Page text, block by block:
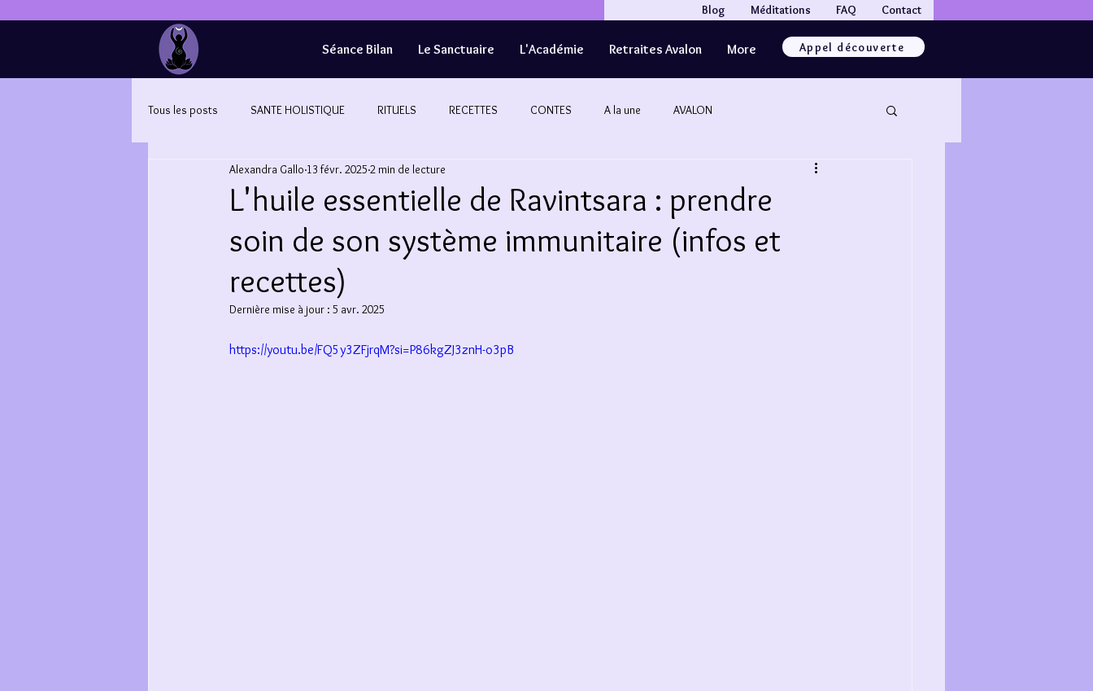
Blog Méditations FAQ Contact
Séance Bilan Le Sanctuaire L'Académie Retraites Avalon More Appel découverte
Tous les posts SANTE HOLISTIQUE RITUELS RECETTES CONTES A la une AVALON
L'huile essentielle de Ravintsara : prendre
soin de son système immunitaire (infos et
recettes)
Alexandra Gallo 13 févr. 2025 2 min de lecture
Dernière mise à jour : 5 avr. 2025
https://youtu.be/FQ5y3ZFjrqM?si=P86kgZJ3znH-o3pB